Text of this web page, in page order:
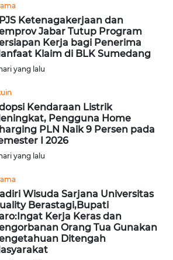
Ketenagakerjaan dan
Jabar Tutup Program
Kerja bagi Penerima
Klaim di BLK Sumedang
yang lalu
Kendaraan Listrik
Pengguna Home
PLN Naik 9 Persen pada
I 2026
yang lalu
Wisuda Sarjana Universitas
Berastagi,Bupati
Kerja Keras dan
Orang Tua Gunakan
Ditengah